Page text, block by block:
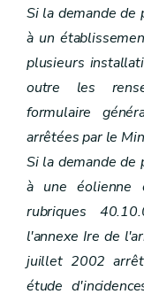
Si la demande
à un
plusieurs
outre les
formulaire
arrêtées par le
Si la demande
à une éolienne
rubriques
l'annexe Ire de
juillet 2002
étude